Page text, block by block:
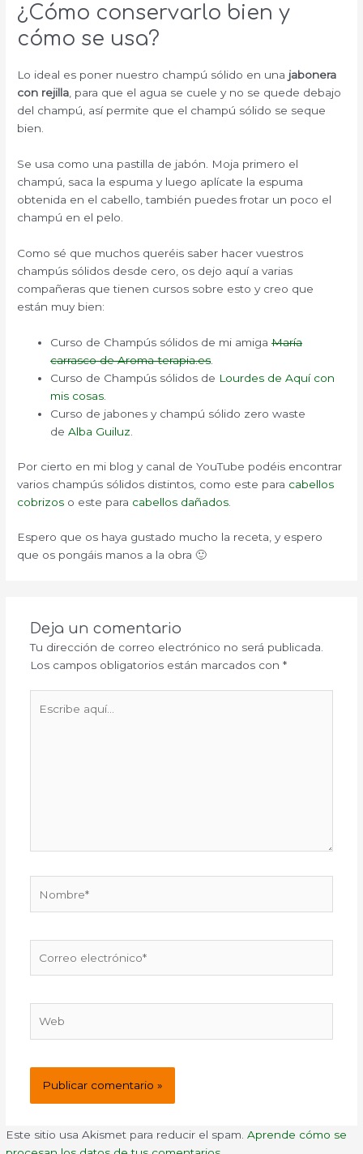
¿Cómo conservarlo bien y
cómo se usa?
Lo ideal es poner nuestro champú sólido en una jabonera
con rejilla, para que el agua se cuele y no se quede debajo
del champú, así permite que el champú sólido se seque
bien.
Se usa como una pastilla de jabón. Moja primero el
champú, saca la espuma y luego aplícate la espuma
obtenida en el cabello, también puedes frotar un poco el
champú en el pelo.
Como sé que muchos queréis saber hacer vuestros
champús sólidos desde cero, os dejo aquí a varias
compañeras que tienen cursos sobre esto y creo que
están muy bien:
Curso de Champús sólidos de mi amigaMaría
carrasco de Aroma-terapia.es
Curso de Champús sólidos de Lourdes de Aquí con
mis cosas
Curso de jabones y champú sólido zero waste
deAlba Guiluz
Por cierto en mi blog y canal de YouTube podéis encontrar
varios champús sólidos distintos, como este para cabellos
cobrizos o este para cabellos dañados
Espero que os haya gustado mucho la receta, y espero
que os pongáis manos a la obra 🙂
Deja un comentario
Tu dirección de correo electrónico no será publicada.
Los campos obligatorios están marcados con *
aquí...
electrónico*
Este sitio usa Akismet para reducir el spam.Aprende cómo se